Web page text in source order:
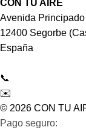
CON TU AIRE
Avenida
12400 Segorbe
España
📞
✉️
© 2026 CON TU
Pago seguro: